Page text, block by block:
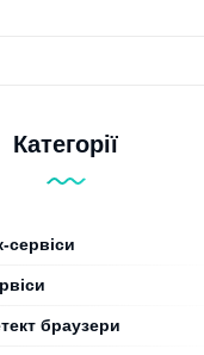
Категорії
сервіси
браузери